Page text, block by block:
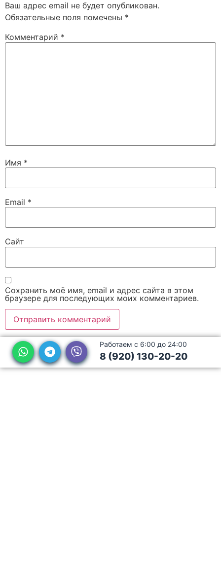
Ваш адрес email не будет опубликован.
Обязательные поля помечены *
Комментарий *
Имя *
Email *
Сайт
Сохранить моё имя, email и адрес сайта в этом
браузере для последующих моих комментариев.
Работаем с 6:00 до 24:00
8 (920) 130-20-20